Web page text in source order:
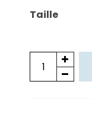
Taille
quantité
de